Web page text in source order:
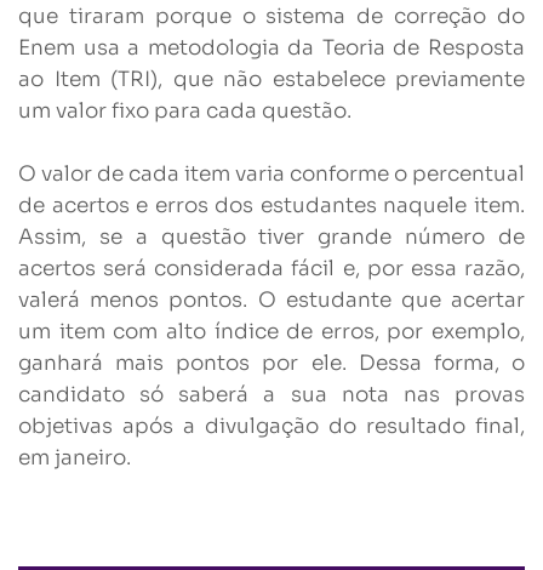
que tiraram porque o sistema de correção do
Enem usa a metodologia da Teoria de Resposta
ao Item (TRI), que não estabelece previamente
um valor fixo para cada questão.
O valor de cada item varia conforme o percentual
de acertos e erros dos estudantes naquele item.
Assim, se a questão tiver grande número de
acertos será considerada fácil e, por essa razão,
valerá menos pontos. O estudante que acertar
um item com alto índice de erros, por exemplo,
ganhará mais pontos por ele. Dessa forma, o
candidato só saberá a sua nota nas provas
objetivas após a divulgação do resultado final,
em janeiro.